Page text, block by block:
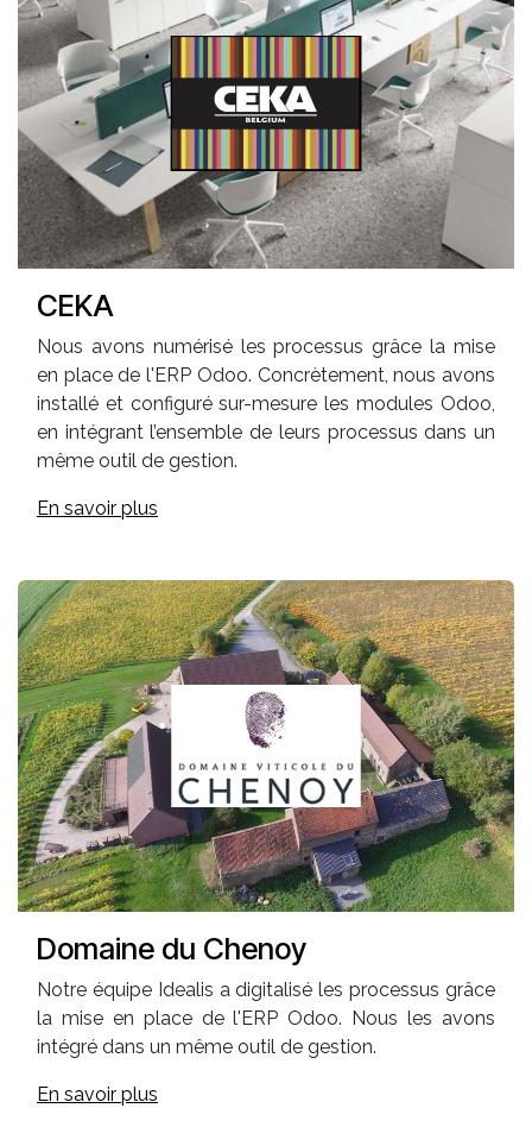
CEKA
Nous avons numérisé les processus grâce la mise
en place de l'ERP Odoo. Concrètement, nous avons
installé et configuré sur-mesure les modules Odoo,
en intégrant l’ensemble de leurs processus dans un
même outil de gestion.
En savoir plus
Domaine du Chenoy
Notre équipe Idealis a digitalisé les processus grâce
la mise en place de l'ERP Odoo. Nous les avons
intégré dans un même outil de gestion.
En savoir plus